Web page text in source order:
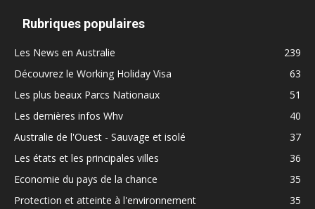
Rubriques populaires
Les News en Australie
239
Découvrez le Working Holiday Visa
63
Les plus beaux Parcs Nationaux
51
Les dernières infos Whv
40
Australie de l'Ouest - Sauvage et isolé
37
Les états et les principales villes
36
Economie du pays de la chance
35
Protection et atteinte à l'environnement
35